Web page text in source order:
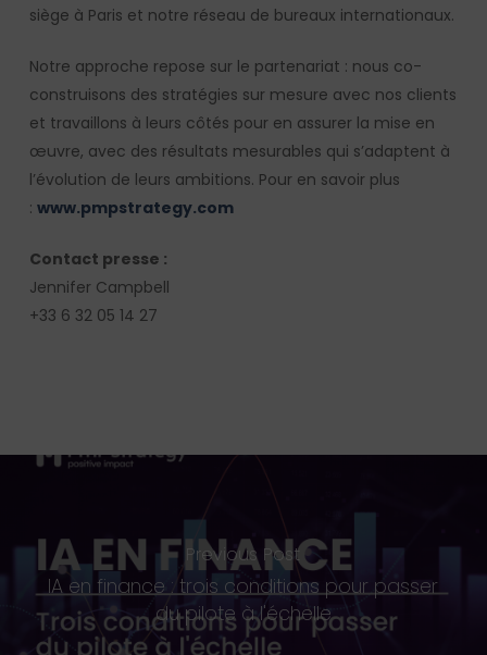
siège à Paris et notre réseau de bureaux internationaux.
Notre approche repose sur le partenariat : nous co-
construisons des stratégies sur mesure avec nos clients
et travaillons à leurs côtés pour en assurer la mise en
œuvre, avec des résultats mesurables qui s’adaptent à
l’évolution de leurs ambitions. Pour en savoir plus
: www.pmpstrategy.com
Contact presse :
Jennifer Campbell
+33 6 32 05 14 27
Previous Post
IA en finance : trois conditions pour passer
du pilote à l'échelle